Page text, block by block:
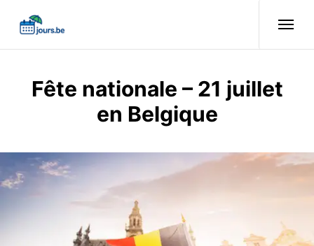
Fête nationale – 21 juillet
en Belgique